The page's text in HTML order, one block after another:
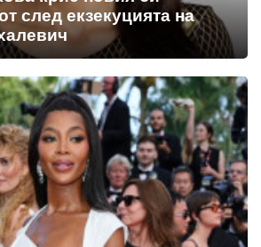
след екзекуцията на